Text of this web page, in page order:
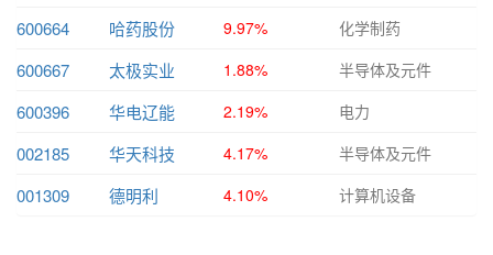
600664 哈药股份 9.97% 化学制药
600667 太极实业 1.88% 半导体及元件
600396 华电辽能 2.19% 电力
002185 华天科技 4.17% 半导体及元件
001309 德明利 4.10% 计算机设备